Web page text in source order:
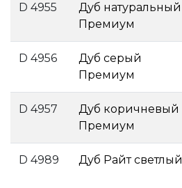
D 4955
Дуб натуральный
Премиум
D 4956
Дуб серый
Премиум
D 4957
Дуб коричневый
Премиум
D 4989 Дуб Райт светлый